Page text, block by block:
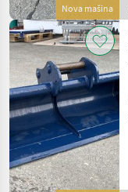
Nova mašina